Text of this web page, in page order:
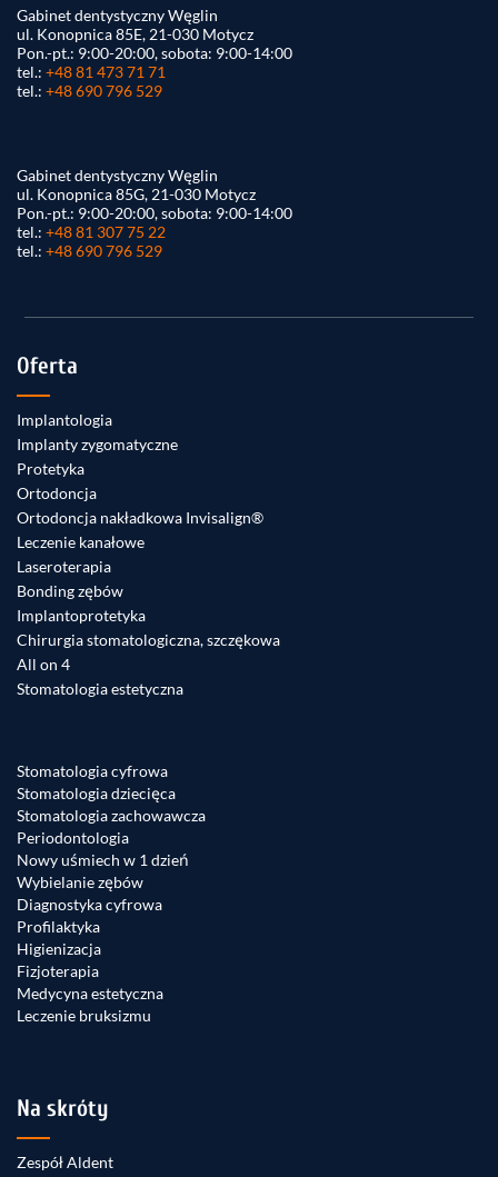
Gabinet dentystyczny Węglin
ul. Konopnica 85E, 21-030 Motycz
Pon.-pt.: 9:00-20:00, sobota: 9:00-14:00
tel.: +48 81 473 71 71
tel.: +48 690 796 529
Gabinet dentystyczny Węglin
ul. Konopnica 85G, 21-030 Motycz
Pon.-pt.: 9:00-20:00, sobota: 9:00-14:00
tel.: +48 81 307 75 22
tel.: +48 690 796 529
Oferta
Implantologia
Implanty zygomatyczne
Protetyka
Ortodoncja
Ortodoncja nakładkowa Invisalign®
Leczenie kanałowe
Laseroterapia
Bonding zębów
Implantoprotetyka
Chirurgia stomatologiczna, szczękowa
All on 4
Stomatologia estetyczna
Stomatologia cyfrowa
Stomatologia dziecięca
Stomatologia zachowawcza
Periodontologia
Nowy uśmiech w 1 dzień
Wybielanie zębów
Diagnostyka cyfrowa
Profilaktyka
Higienizacja
Fizjoterapia
Medycyna estetyczna
Leczenie bruksizmu
Na skróty
Zespół Aldent